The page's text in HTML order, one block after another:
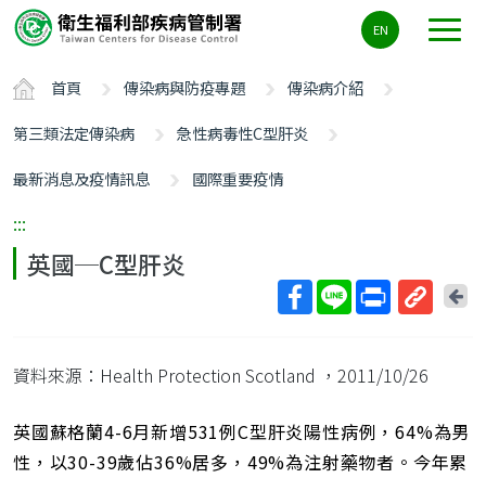
要
容
ALT+C
EN
首頁 傳染病與防疫專題
傳染病介紹
第三類法定傳染病
急性病毒性C型肝炎
最新消息及疫情訊息
國際重要疫情
:::
英國─C型肝炎
短
址
回
資料來源：Health Protection Scotland ，2011/10/26
英國蘇格蘭4-6月新增531例C型肝炎陽性病例，64%為男
性，以30-39歲佔36%居多，49%為注射藥物者。今年累